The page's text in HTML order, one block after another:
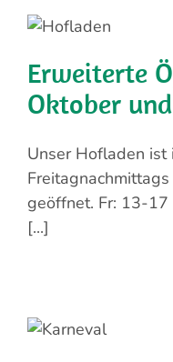
Erweiterte
Oktober
Unser Hofladen ist
geöffnet. Fr: 13-
[...]